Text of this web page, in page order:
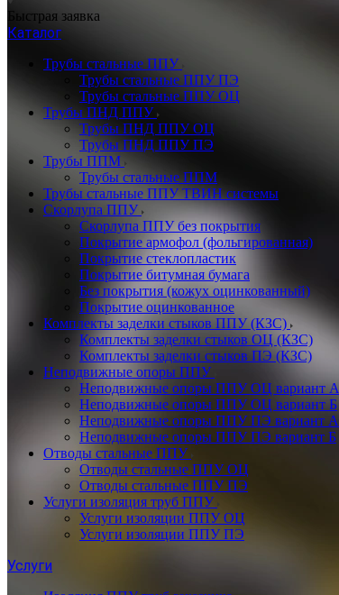
Быстрая заявка
Каталог
Трубы стальные ППУ
Трубы стальные ППУ ПЭ
Трубы стальные ППУ ОЦ
Трубы ПНД ППУ
Трубы ПНД ППУ ОЦ
Трубы ПНД ППУ ПЭ
Трубы ППМ
Трубы стальные ППМ
Трубы стальные ППУ ТВИН системы
Скорлупа ППУ
Скорлупа ППУ без покрытия
Покрытие армофол (фольгированная)
Покрытие стеклопластик
Покрытие битумная бумага
Без покрытия (кожух оцинкованный)
Покрытие оцинкованное
Комплекты заделки стыков ППУ (КЗС)
Комплекты заделки стыков ОЦ (КЗС)
Комплекты заделки стыков ПЭ (КЗС)
Неподвижные опоры ППУ
Неподвижные опоры ППУ ОЦ вариант А
Неподвижные опоры ППУ ОЦ вариант Б
Неподвижные опоры ППУ ПЭ вариант А
Неподвижные опоры ППУ ПЭ вариант Б
Отводы стальные ППУ
Отводы стальные ППУ ОЦ
Отводы стальные ППУ ПЭ
Услуги изоляция труб ППУ
Услуги изоляции ППУ ОЦ
Услуги изоляции ППУ ПЭ
Услуги